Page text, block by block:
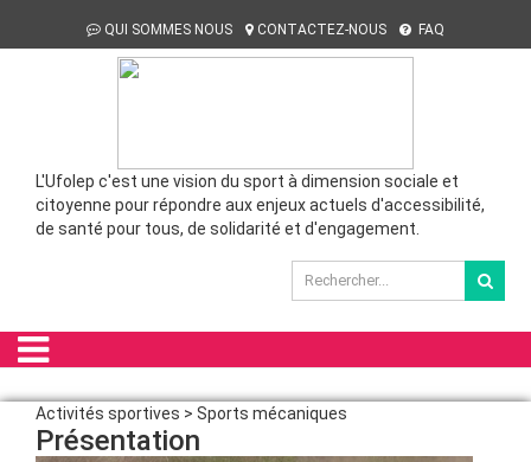
QUI SOMMES NOUS CONTACTEZ-NOUS FAQ
L'Ufolep c'est une vision du sport à dimension sociale et
citoyenne pour répondre aux enjeux actuels d'accessibilité,
de santé pour tous, de solidarité et d'engagement.
Activités sportives > Sports mécaniques
Présentation